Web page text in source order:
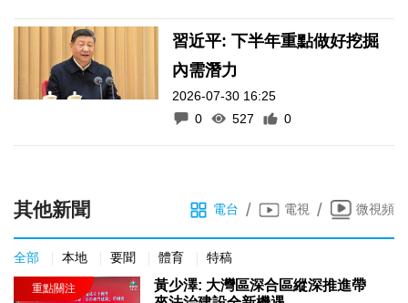
習近平: 下半年重點做好挖掘
內需潛力
2026-07-30 16:25
0
527 0
其他新聞 電台 / 電視 / 微視頻
全部 本地 要聞 體育 特稿
黃少澤: 大灣區深合區縱深推進帶